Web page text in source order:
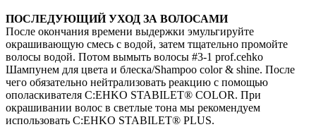
ПОСЛЕДУЮЩИЙ УХОД ЗА ВОЛОСАМИ
После окончания времени выдержки эмульгируйте
окрашивающую смесь с водой, затем тщательно промойте
волосы водой. Потом вымыть волосы #3-1 prof.cehko
Шампунем для цвета и блеска/Shampoo color & shine. После
чего обязательно нейтрализовать реакцию с помощью
ополаскивателя C:EHKO STABILET® COLOR. При
окрашивании волос в светлые тона мы рекомендуем
использовать C:EHKO STABILET® PLUS.